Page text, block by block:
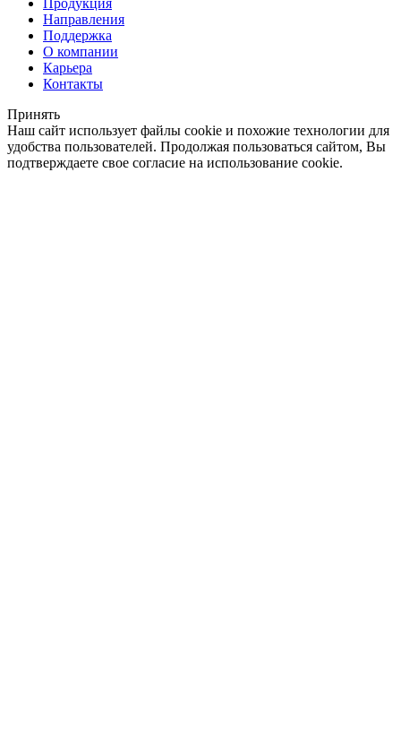
Направления
Поддержка
О компании
Карьера
Контакты
Принять
Наш сайт использует файлы cookie и похожие технологии для
удобства пользователей. Продолжая пользоваться сайтом, Вы
подтверждаете свое согласие на использование cookie.